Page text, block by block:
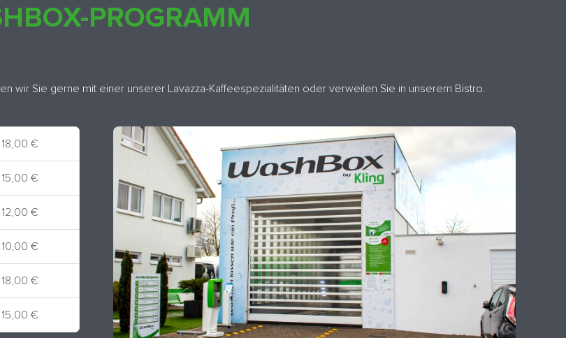
PROGRAMM
wir Sie gerne mit einer unserer Lavazza-Kaffeespezialitäten oder verweilen Sie in unserem Bistro.
18,00 €
15,00 €
12,00 €
10,00 €
18,00 €
15,00 €